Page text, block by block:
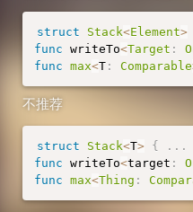
struct Stack<Element>
func writeTo<Target :
func max<T : Comparable
不推荐
struct Stack<T> { . . .
func writeTo<target :
func max<Thing :